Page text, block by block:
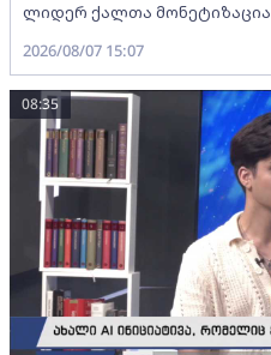
ლიდერ ქალთა მონეტიზაცია
2026/08/07 15:07
08:35